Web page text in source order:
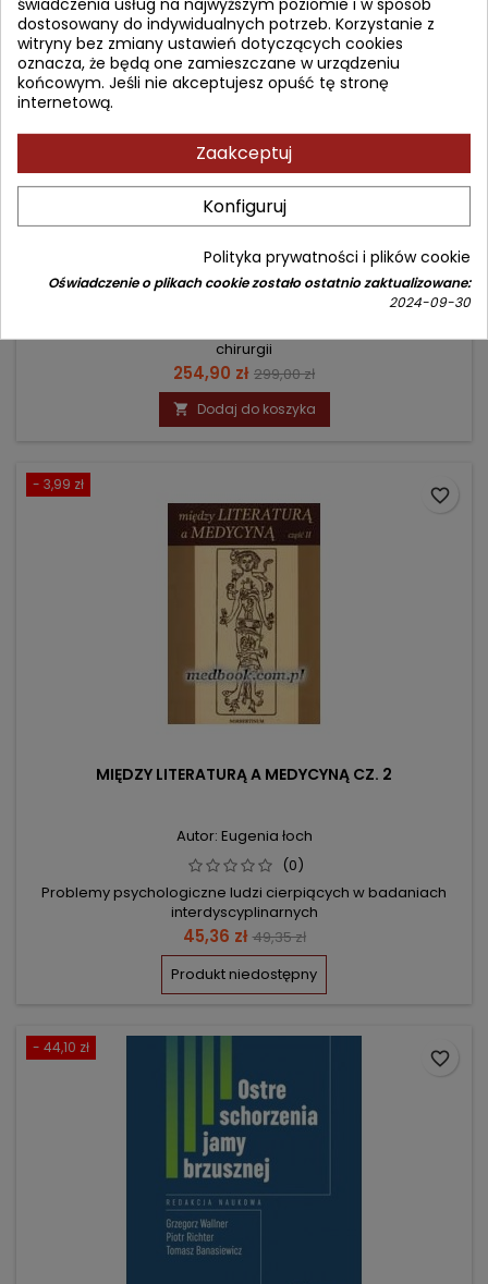
CHIRURGIA. TOM 4
Autor: Grzegorz Wallner
chirurgii
Cena
254,90 zł Cena
podstawowa
299,00 zł
 Dodaj do koszyka
- 3,99 zł
MIĘDZY LITERATURĄ A MEDYCYNĄ CZ. 2
Autor: Eugenia łoch
(0)
Problemy psychologiczne ludzi cierpiących w badaniach
interdyscyplinarnych
Cena
45,36 zł Cena
podstawowa
49,35 zł
Produkt niedostępny
favorite_border
- 44,10 zł
favorite_border
dostosowany do indywidualnych potrzeb. Korzystanie z
witryny bez zmiany ustawień dotyczących cookies
oznacza, że będą one zamieszczane w urządzeniu
końcowym. Jeśli nie akceptujesz opuść tę stronę
internetową.
Zaakceptuj
Konfiguruj
Polityka prywatności i plików cookie
Oświadczenie o plikach cookie zostało ostatnio zaktualizowane:
2024-09-30